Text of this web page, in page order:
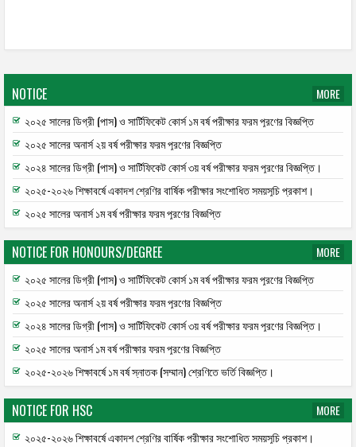
NOTICE
MORE
২০২৫ সালের ডিগ্রী (পাস) ও সার্টিফিকেট কোর্স ১ম বর্ষ পরীক্ষার ফরম পূরণের বিজ্ঞপ্তি
২০২৫ সালের অনার্স ২য় বর্ষ পরীক্ষার ফরম পূরণের বিজ্ঞপ্তি
২০২৪ সালের ডিগ্রী (পাস) ও সার্টিফিকেট কোর্স ৩য় বর্ষ পরীক্ষার ফরম পূরণের বিজ্ঞপ্তি।
২০২৫-২০২৬ শিক্ষাবর্ষে একাদশ শ্রেণির বার্ষিক পরীক্ষার সংশোধিত সময়সূচি প্রকাশ।
২০২৫ সালের অনার্স ১ম বর্ষ পরীক্ষার ফরম পূরণের বিজ্ঞপ্তি
NOTICE FOR HONOURS/DEGREE
MORE
২০২৫ সালের ডিগ্রী (পাস) ও সার্টিফিকেট কোর্স ১ম বর্ষ পরীক্ষার ফরম পূরণের বিজ্ঞপ্তি
২০২৫ সালের অনার্স ২য় বর্ষ পরীক্ষার ফরম পূরণের বিজ্ঞপ্তি
২০২৪ সালের ডিগ্রী (পাস) ও সার্টিফিকেট কোর্স ৩য় বর্ষ পরীক্ষার ফরম পূরণের বিজ্ঞপ্তি।
২০২৫ সালের অনার্স ১ম বর্ষ পরীক্ষার ফরম পূরণের বিজ্ঞপ্তি
২০২৫-২০২৬ শিক্ষাবর্ষে ১ম বর্ষ স্নাতক (সম্মান) শ্রেণিতে ভর্তি বিজ্ঞপ্তি।
NOTICE FOR HSC
MORE
২০২৫-২০২৬ শিক্ষাবর্ষে একাদশ শ্রেণির বার্ষিক পরীক্ষার সংশোধিত সময়সূচি প্রকাশ।